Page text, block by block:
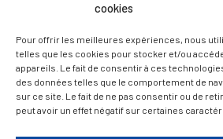
cookies
Pour offrir les meilleures expériences, nous
telles que les cookies pour stocker et/ou
appareils. Le fait de consentir à ces
des données telles que le comportement de
sur ce site. Le fait de ne pas consentir ou de
peut avoir un effet négatif sur certaines
Esplanade Charles de
33 190 La Réole